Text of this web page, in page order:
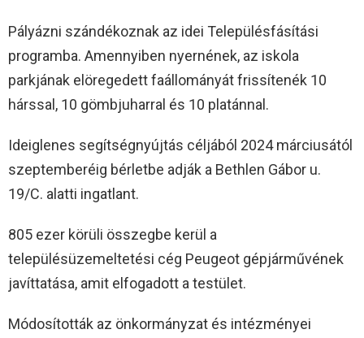
Pályázni szándékoznak az idei Településfásítási
programba. Amennyiben nyernének, az iskola
parkjának elöregedett faállományát frissítenék 10
hárssal, 10 gömbjuharral és 10 platánnal.
Ideiglenes segítségnyújtás céljából 2024 márciusától
szeptemberéig bérletbe adják a Bethlen Gábor u.
19/C. alatti ingatlant.
805 ezer körüli összegbe kerül a
településüzemeltetési cég Peugeot gépjárművének
javíttatása, amit elfogadott a testület.
Módosították az önkormányzat és intézményei